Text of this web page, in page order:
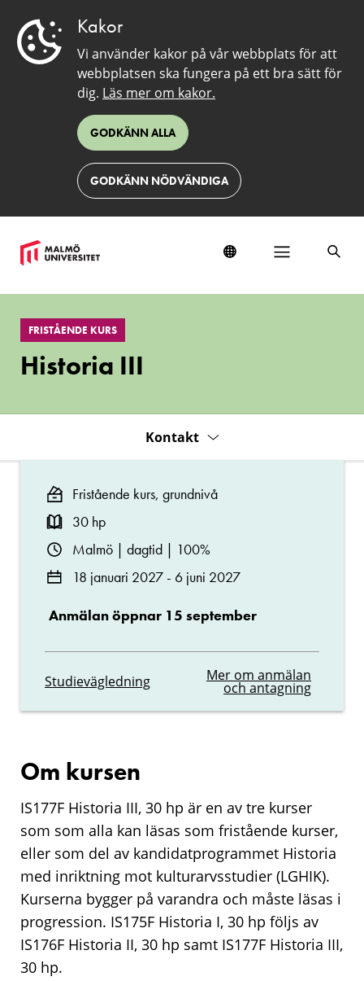
Kakor
Vi använder kakor på vår webbplats för att
webbplatsen ska fungera på ett bra sätt för
dig. Läs mer om kakor.
GODKÄNN ALLA
GODKÄNN NÖDVÄNDIGA
Historia
FRISTÅENDE KURS
Historia III
Kontakt
Fristående kurs, grundnivå
30 hp
Malmö | dagtid | 100%
18 januari 2027 - 6 juni 2027
Anmälan öppnar 15 september
Studievägledning Mer om anmälan
och antagning
Om kursen
IS177F Historia III, 30 hp är en av tre kurser
som som alla kan läsas som fristående kurser,
eller som del av kandidatprogrammet Historia
med inriktning mot kulturarvsstudier (LGHIK).
Kurserna bygger på varandra och måste läsas i
progression. IS175F Historia I, 30 hp följs av
IS176F Historia II, 30 hp samt IS177F Historia III,
30 hp.